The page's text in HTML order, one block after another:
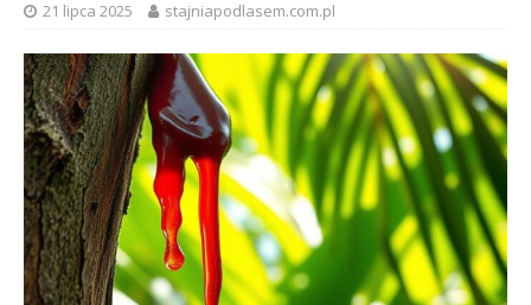
21 lipca 2025 stajniapodlasem.com.pl